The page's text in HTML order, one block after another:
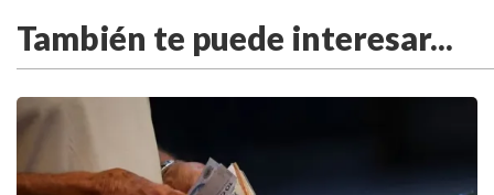
También te puede interesar...